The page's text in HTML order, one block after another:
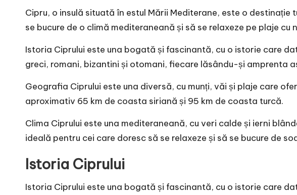
Cipru, o insulă situată în estul Mării Mediterane, este o
se bucure de o climă mediteraneană și să se relaxeze pe plaje cu
Istoria Ciprului este una bogată și fascinantă, cu o istorie care
greci, romani, bizantini și otomani, fiecare lăsându-și amprenta
Geografia Ciprului este una diversă, cu munți, văi și plaje care
aproximativ 65 km de coasta siriană și 95 km de coasta turcă.
Clima Ciprului este una mediteraneană, cu veri calde și ierni
ideală pentru cei care doresc să se relaxeze și să se bucure de
Istoria Ciprului
Istoria Ciprului este una bogată și fascinantă, cu o istorie care